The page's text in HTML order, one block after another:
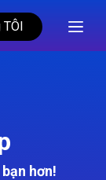
TÔI
hơn!